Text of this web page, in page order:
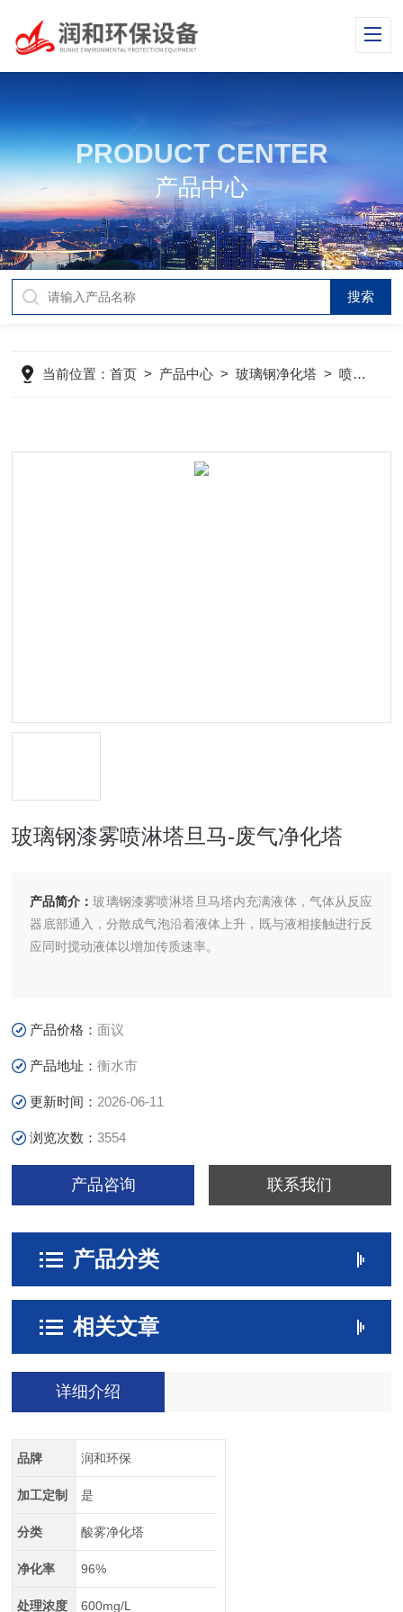
PRODUCT CENTER
产品中心
当前位置：首页 > 产品中心 >玻璃钢净化塔 >喷淋塔
玻璃钢漆雾喷淋塔旦马-废气净化塔
产品简介：玻璃钢漆雾喷淋塔旦马塔内充满液体，气体从反应
器底部通入，分散成气泡沿着液体上升，既与液相接触进行反
应同时搅动液体以增加传质速率。
产品价格：面议
产品地址：衡水市
更新时间： 2026-06-11
浏览次数：3554
产品咨询 联系我们
产品分类
相关文章
详细介绍
品牌 润和环保
加工定制 是
分类 酸雾净化塔
净化率 96%
处理浓度 600mg/L